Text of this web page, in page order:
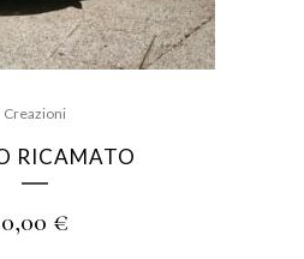
Creazioni
RICAMATO
0,00 €